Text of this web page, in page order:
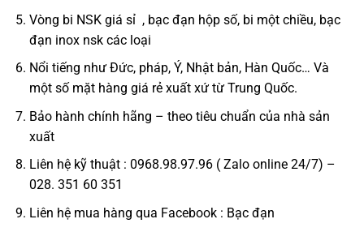
Vòng bi NSK giá sỉ, bạc đạn hộp số, bi một chiều, bạc
đạn inox nskcác loại
Nổi tiếng như Đức, pháp, Ý, Nhật bản, Hàn Quốc… Và
một số mặt hàng giá rẻ xuất xứ từ Trung Quốc.
Bảo hành chính hãng – theo tiêu chuẩn của nhà sản
xuất
Liên hệ kỹ thuật : 0968.98.97.96 ( Zalo online 24/7) –
028. 351 60 351
Liên hệ mua hàng qua Facebook : Bạc đạn